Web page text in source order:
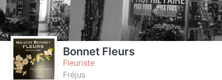
Bonnet Fleurs
Fleuriste
Fréjus